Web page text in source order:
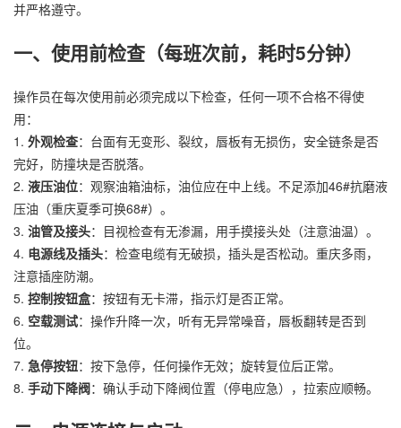
并严格遵守。
一、使用前检查（每班次前，耗时5分钟）
操作员在每次使用前必须完成以下检查，任何一项不合格不得使
用：
1. 外观检查：台面有无变形、裂纹，唇板有无损伤，安全链条是否
完好，防撞块是否脱落。
2. 液压油位：观察油箱油标，油位应在中上线。不足添加46#抗磨液
压油（重庆夏季可换68#）。
3. 油管及接头：目视检查有无渗漏，用手摸接头处（注意油温）。
4. 电源线及插头：检查电缆有无破损，插头是否松动。重庆多雨，
注意插座防潮。
5. 控制按钮盒：按钮有无卡滞，指示灯是否正常。
6. 空载测试：操作升降一次，听有无异常噪音，唇板翻转是否到
位。
7. 急停按钮：按下急停，任何操作无效；旋转复位后正常。
8. 手动下降阀：确认手动下降阀位置（停电应急），拉索应顺畅。